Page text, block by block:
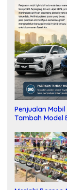
Penjualan
Tambah Model